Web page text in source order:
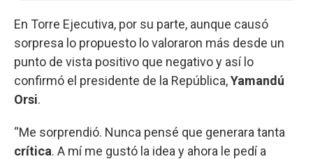
En Torre Ejecutiva, por su parte, aunque causó
sorpresa lo propuesto lo valoraron más desde un
punto de vista positivo que negativo y así lo
confirmó el presidente de la República,Yamandú
Orsi.
“Me sorprendió. Nunca pensé que generara tanta
crítica. A mí me gustó la idea y ahora le pedí a